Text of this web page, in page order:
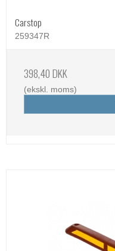
Carstop
259347R
398,40 DKK
(ekskl. moms)